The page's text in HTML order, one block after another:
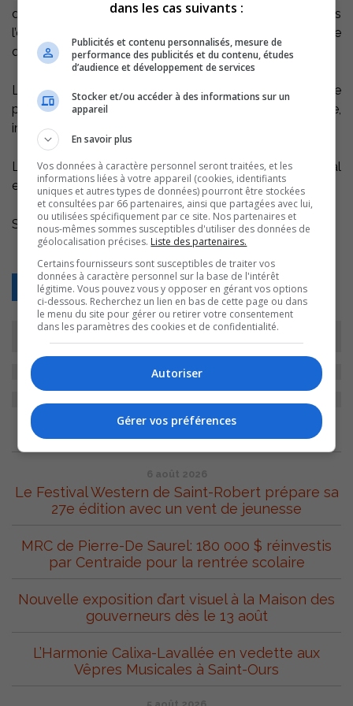
décédé par la suite. La condition de l’homme de 46 ans
l’empêchait de se nourrir ou de s’abreuver seul, de même
que d’appeler à l’aide.
Les corps ont été retrouvés, dimanche, dans un état de
putréfaction avancée, par un membre de la famille,
inquiet de ne plus avoir de leurs nouvelles.
Les deux frères vivaient reclus dans leur maison, mal
entretenue. Le frère aîné ne savait ni lire ni écrire.
Source: Radio-Canada.ca et la Presse canadienne
Retour
ARCHIVES
6 août 2026
Le Festival Western de Saint-Robert prépare sa
27e édition avec un vent de jeunesse
MRC de Pierre-De Saurel: 180 000 $ réinvestis
par Centraide pour la rentrée scolaire
Nouvelle exposition d’art visuel à la Maison des
gouverneurs dès le 13 août
L’Harmonie Calixa-Lavallée en vedette aux
Vêpres Musicales à Saint-Ours
dans les cas suivants :
Publicités et contenu personnalisés, mesure de
performance des publicités et du contenu, études
d’audience et développement de services
Stocker et/ou accéder à des informations sur un
appareil
En savoir plus
Vos données à caractère personnel seront traitées, et les
informations liées à votre appareil (cookies, identifiants
uniques et autres types de données) pourront être stockées
et consultées par 66 partenaires, ainsi que partagées avec lui,
ou utilisées spécifiquement par ce site. Nos partenaires et
nous-mêmes sommes susceptibles d'utiliser des données de
géolocalisation précises. Liste des partenaires.
Certains fournisseurs sont susceptibles de traiter vos
données à caractère personnel sur la base de l'intérêt
légitime. Vous pouvez vous y opposer en gérant vos options
ci-dessous. Recherchez un lien en bas de cette page ou dans
le menu du site pour gérer ou retirer votre consentement
dans les paramètres des cookies et de confidentialité.
Autoriser
Gérer vos préférences